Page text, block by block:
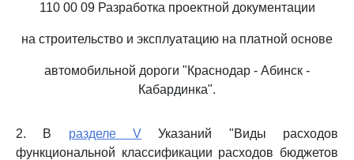
110 00 09 Разработка проектной документации
на строительство и эксплуатацию на платной основе
автомобильной дороги "Краснодар - Абинск -
Кабардинка".
2. В разделе V Указаний "Виды расходов
функциональной классификации расходов бюджетов